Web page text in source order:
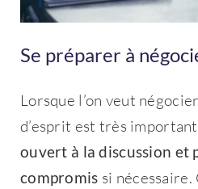
Se préparer à
Lorsque l’on veut
d’esprit est très
ouvert à la discussion et
compromis si nécessaire.